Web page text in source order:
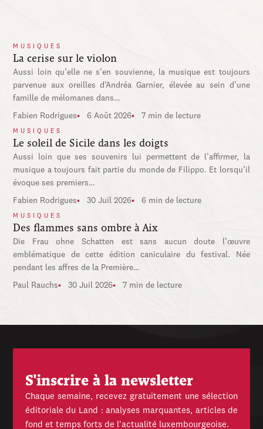
MUSIQUES
La cerise sur le violon
Aussi loin qu’elle ne s’en souvienne, la musique est toujours
parvenue aux oreilles d’Andréa Garnier, élevée au sein d’une
famille de mélomanes dans…
Fabien Rodrigues 6 Août 2026 7 min de lecture
MUSIQUES
Le soleil de Sicile dans les doigts
Aussi loin que ses souvenirs lui permettent de l’affirmer, la
musique a toujours fait partie du monde de Filippo. Et lorsqu’il
évoque ses premiers…
Fabien Rodrigues 30 Juil 2026 6 min de lecture
MUSIQUES
Des flammes sans ombre à Aix
Die Frau ohne Schatten est sans aucun doute l’œuvre
emblématique de cette édition caniculaire du festival. Née
pendant les affres de la Première…
Paul Rauchs 30 Juil 2026 7 min de lecture
S'inscrire à la newsletter
Chaque semaine, recevez gratuitement une sélection
éditoriale du Land : analyses marquantes, articles de
fond et temps forts de l'actualité luxembourgeoise.